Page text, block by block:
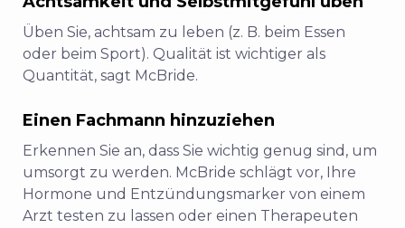
Üben Sie, achtsam zu leben (z. B. beim Essen
oder beim Sport). Qualität ist wichtiger als
Quantität, sagt McBride.
Einen Fachmann hinzuziehen
Erkennen Sie an, dass Sie wichtig genug sind, um
umsorgt zu werden. McBride schlägt vor, Ihre
Hormone und Entzündungsmarker von einem
Arzt testen zu lassen oder einen Therapeuten